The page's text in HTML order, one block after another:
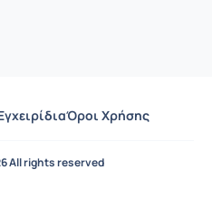
Όροι Χρήσης
All rights reserved